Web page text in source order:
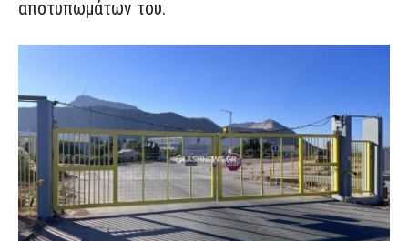
αποτυπωμάτων του.